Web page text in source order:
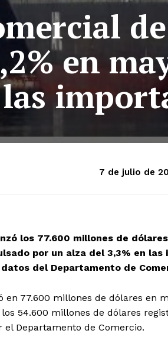
en
las
7 de julio de
los 77.600 millones de dólares
por un alza del 3,3% en las
del Departamento de
77.600 millones de dólares en
54.600 millones de dólares
Departamento de Comercio.